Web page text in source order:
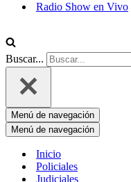
Radio Show en Vivo
Buscar...
Menú de navegación
Menú de navegación
Inicio
Policiales
Judiciales